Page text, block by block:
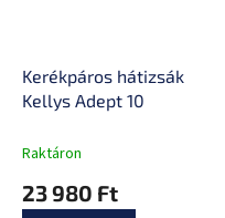
Kerékpáros hátizsák
Kellys Adept 10
Raktáron
23 980 Ft